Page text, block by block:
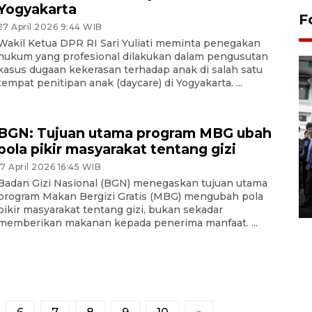
April 2026 9:44 WIB
Ketua DPR RI Sari Yuliati meminta penegakan
yang profesional dilakukan dalam pengusutan
dugaan kekerasan terhadap anak di salah satu
penitipan anak (daycare) di Yogyakarta. ...
Tujuan utama program MBG ubah
pikir masyarakat tentang gizi
April 2026 16:45 WIB
Gizi Nasional (BGN) menegaskan tujuan utama
Makan Bergizi Gratis (MBG) mengubah pola
masyarakat tentang gizi, bukan sekadar
makanan kepada penerima manfaat. ...
BPJS Kesehatan Yogyakarta
perkuat sinergi dengan
ANTARA Biro DIY
03 August 2026 17:24 WIB